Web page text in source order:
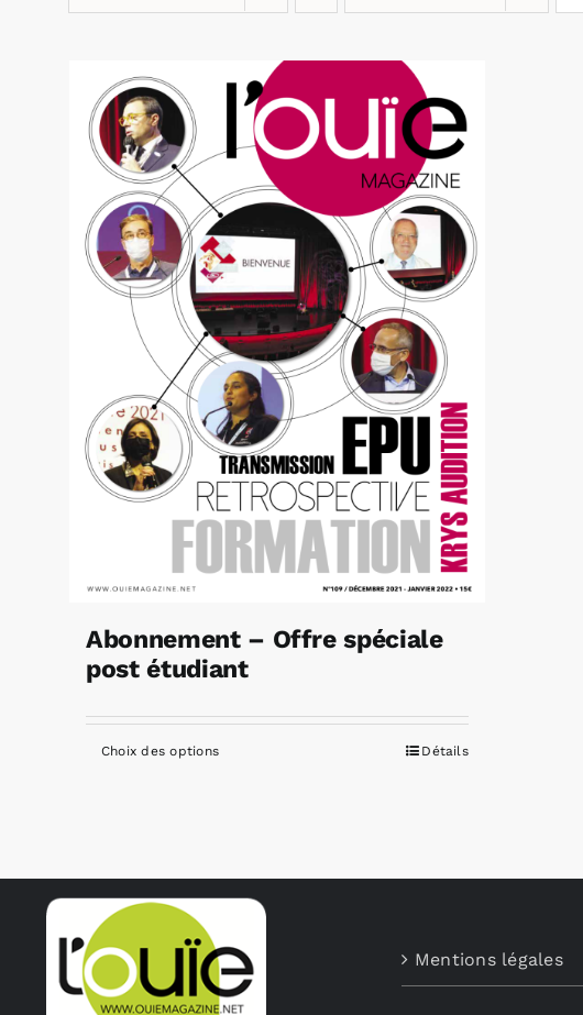
Abonnement – Offre spéciale
post étudiant
Choix des optionsCe
variations.
Les
peuvent
être
Détails
Mentions légales